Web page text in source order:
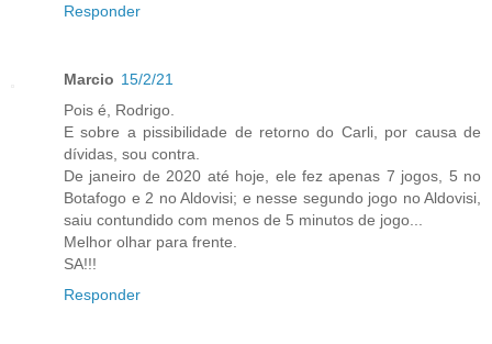
Responder
Marcio 15/2/21
Pois é, Rodrigo.
E sobre a pissibilidade de retorno do Carli, por causa de
dívidas, sou contra.
De janeiro de 2020 até hoje, ele fez apenas 7 jogos, 5 no
Botafogo e 2 no Aldovisi; e nesse segundo jogo no Aldovisi,
saiu contundido com menos de 5 minutos de jogo...
Melhor olhar para frente.
SA!!!
Responder